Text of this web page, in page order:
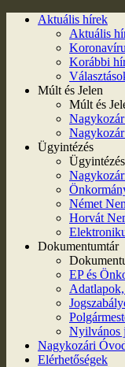
Aktuális hírek
Aktuális
Korábbi
Múlt és Jelen
Múlt és
Ügyintézés
Ügyintézés
Német
Horvát
Dokumentumtár
EP és
Nyilvános
Nagykozári
Elérhetőségek